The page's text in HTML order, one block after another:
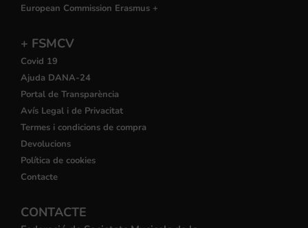
European Commission Erasmus +
+ FSMCV
Covid 19
Ajuda DANA-24
Portal de Transparència
Avís Legal i de Privacitat
Termes i condicions de compra
Devolucions
Política de cookies
Contacte
CONTACTE